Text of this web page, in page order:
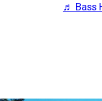
♬ Bass